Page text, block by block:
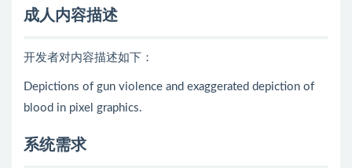
成人内容描述
开发者对内容描述如下：
Depictions of gun violence and exaggerated depiction of
blood in pixel graphics.
系统需求